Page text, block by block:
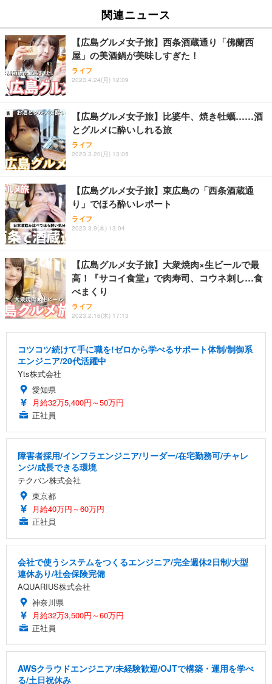
ケット付属 関節5軸 DPA-SS11BK
￥8,260
エレコム モニターアーム ディスプレイアーム シン
グル ロング 17~32インチ対応 耐荷重9kg VESA規格
対応 ブラック DPAWSN01BK
エレコム VESAマウントアダプターブラケット モニ
ター用 VESA規格対応 DPAＷQB01BK
エレコム モニターアーム 17~49インチ対応 耐荷重2
0kg ガススプリング式 VESA ロングアーム ワイドモ
ニター対応 ブラック DPA-SL07BK
関連ニュース
【広島グルメ女子旅】西条酒蔵通り「佛蘭西
屋」の美酒鍋が美味しすぎた！
ライフ
2023.4.24(月) 12:09
【広島グルメ女子旅】比婆牛、焼き牡蠣……酒
とグルメに酔いしれる旅
ライフ
2023.3.20(月) 13:05
【広島グルメ女子旅】東広島の「西条酒蔵通
り」でほろ酔いレポート
ライフ
2023.3.9(木) 13:04
【広島グルメ女子旅】大衆焼肉×生ビールで最
高！『サコイ食堂』で肉寿司、コウネ刺し…食
べまくり
ライフ
2023.2.16(木) 17:13
コツコツ続けて手に職を!ゼロから学べるサポート体制/制御系
エンジニア/20代活躍中
Yts株式会社
愛知県
月給32万5,400円～50万円
正社員
障害者採用/インフラエンジニア/リーダー/在宅勤務可/チャレ
ンジ/成長できる環境
テクバン株式会社
東京都
月給40万円～60万円
正社員
会社で使うシステムをつくるエンジニア/完全週休2日制/大型
連休あり/社会保険完備
AQUARIUS株式会社
神奈川県
月給32万3,500円～60万円
正社員
AWSクラウドエンジニア/未経験歓迎/OJTで構築・運用を学べ
る/土日祝休み